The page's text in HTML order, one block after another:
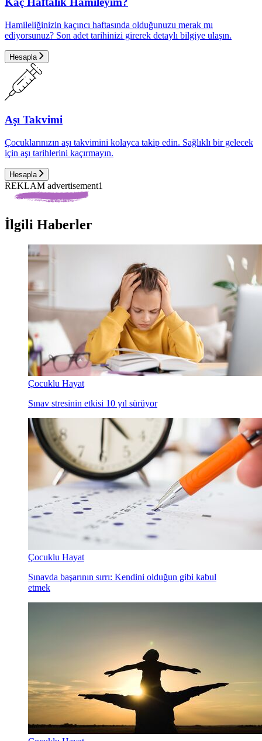
Hamileliğinizin kaçıncı haftasında olduğunuzu merak mı
ediyorsunuz? Son adet tarihinizi girerek detaylı bilgiye ulaşın.
Hesapla
Aşı Takvimi
Çocuklarınızın aşı takvimini kolayca takip edin. Sağlıklı bir gelecek
için aşı tarihlerini kaçırmayın.
Hesapla
REKLAM advertisement1
İlgili Haberler
Çocuklu Hayat
Sınav stresinin etkisi 10 yıl sürüyor
Çocuklu Hayat
Sınavda başarının sırrı: Kendini olduğun gibi kabul
etmek